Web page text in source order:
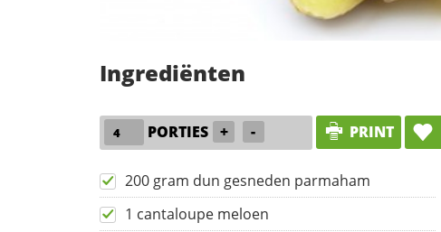
Ingrediënten
PORTIES + - PRINT
200 gram dun gesneden parmaham
1 cantaloupe meloen